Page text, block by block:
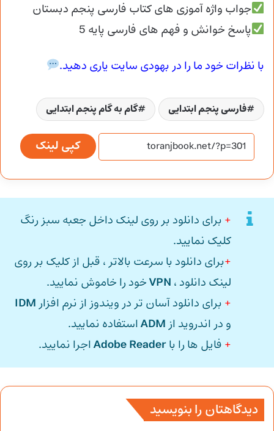
جواب واژه آموزی های کتاب فارسی پنجم دبستان
پاسخ خوانش و فهم های فارسی پایه 5
با نظرات خود ما را در بهودی سایت یاری دهید.
فارسی پنجم ابتدایی گام به گام پنجم ابتدایی
کپی لینک
+ برای دانلود بر روی لینک داخل جعبه سبز رنگ
کلیک نمایید.
+برای دانلود با سرعت بالاتر ، قبل از کلیک بر روی
لینک دانلود ، VPNخود را خاموش نمایید.
+ برای دانلود آسان تر در ویندوز از نرم افزار IDM
و در اندروید از ADMاستفاده نمایید.
+ فایل ها را باAdobe Readerاجرا نمایید.
دیدگاهتان را بنویسید